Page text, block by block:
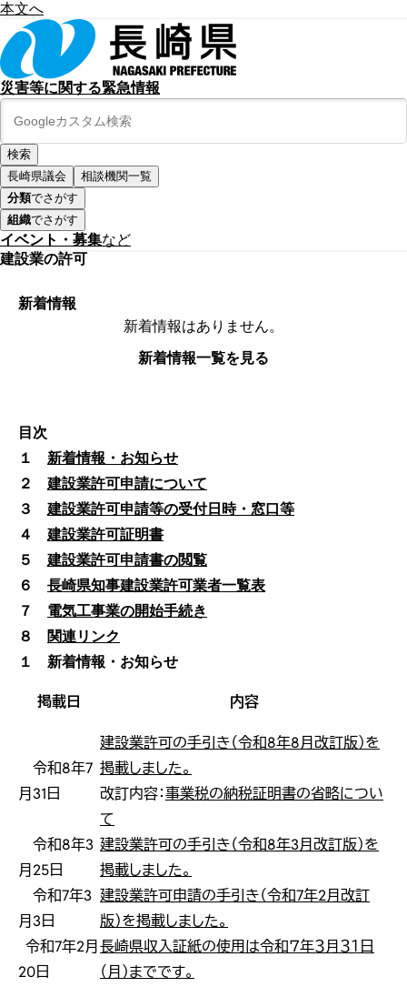
本文へ
災害等に関する緊急情報
長崎県議会
相談機関一覧
分類でさがす
組織でさがす
イベント・募集など
建設業の許可
新着情報
新着情報はありません。
新着情報一覧を見る
目次
１ 新着情報・お知らせ
２ 建設業許可申請について
３ 建設業許可申請等の受付日時・窓口等
４ 建設業許可証明書
５ 建設業許可申請書の閲覧
６ 長崎県知事建設業許可業者一覧表
７ 電気工事業の開始手続き
８
関連リンク
１ 新着情報・お知らせ
掲載日 内容
令和8年7
月31日
建設業許可の手引き（令和8年8月改訂版）を
掲載しました。
改訂内容：事業税の納税証明書の省略につい
て
令和8年3
月25日
建設業許可の手引き（令和8年3月改訂版）を
掲載しました。
令和7年3
月3日
建設業許可申請の手引き（令和7年2月改訂
版）を掲載しました。
令和7年2月
20日
長崎県収入証紙の使用は令和７年３月３１日
（月）までです。